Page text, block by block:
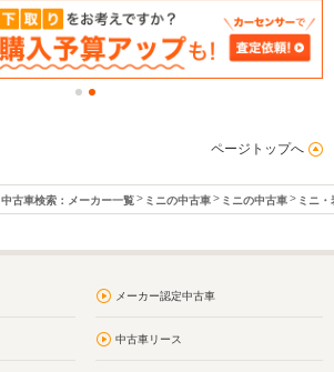
ページトップへ
中古車検索：メーカー一覧 ミニの中古車 ミニの中古車 ミニ
メーカー認定中古車
中古車リース